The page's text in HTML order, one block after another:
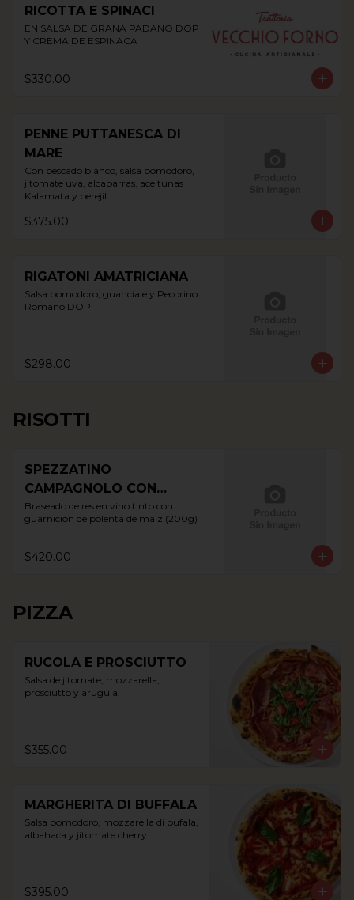
RICOTTA E SPINACI
EN SALSA DE GRANA PADANO DOP
Y CREMA DE ESPINACA
$330.00
PENNE PUTTANESCA DI
MARE
Con pescado blanco, salsa pomodoro,
jitomate uva, alcaparras, aceitunas
Kalamata y perejil
$375.00
RIGATONI AMATRICIANA
Salsa pomodoro, guanciale y Pecorino
Romano DOP
$298.00
RISOTTI
SPEZZATINO
CAMPAGNOLO CON
POLENTA
Braseado de res en vino tinto con
guarnición de polenta de maíz (200g)
$420.00
PIZZA
RUCOLA E PROSCIUTTO
Salsa de jitomate, mozzarella,
prosciutto y arúgula.
$355.00
MARGHERITA DI BUFFALA
Salsa pomodoro, mozzarella di bufala,
albahaca y jitomate cherry
$395.00